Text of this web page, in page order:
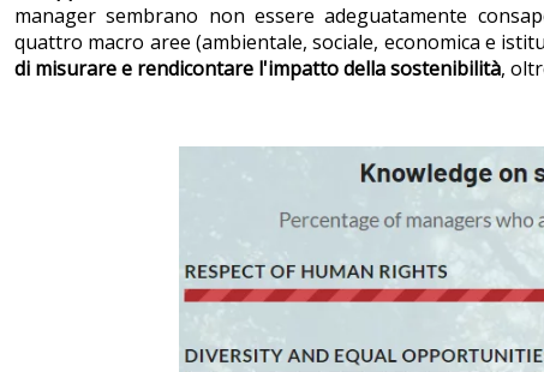
manager sembrano non essere adeguatamente
quattro macro aree (ambientale, sociale, economica e
di misurare e rendicontare l'impatto della sostenibilità,